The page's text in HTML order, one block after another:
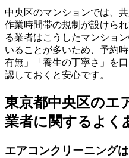
中央区のマンションでは、
作業時間帯の規制が設けら
る業者はこうしたマンショ
いることが多いため、予約
有無」「養生の丁寧さ」を
認しておくと安心です。
東京都中央区のエ
業者に関するよく
エアコンクリーニング